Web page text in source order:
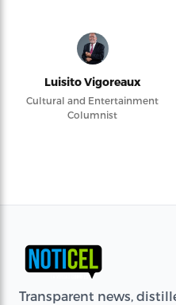
Luisito Vigoreaux
Cultural and Entertainment
Columnist
Transparent news,